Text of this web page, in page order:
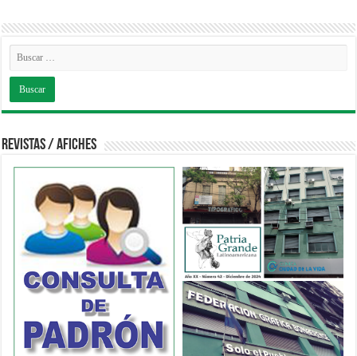
Revistas / Afiches